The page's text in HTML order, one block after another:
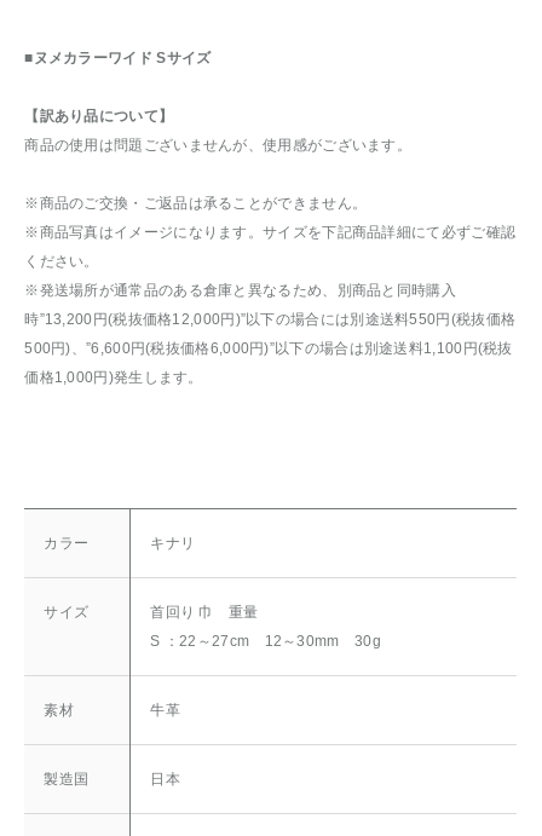
■ヌメカラーワイド Sサイズ
【訳あり品について】
商品の使用は問題ございませんが、使用感がございます。
※商品のご交換・ご返品は承ることができません。
※商品写真はイメージになります。サイズを下記商品詳細にて必ずご確認
ください。
※発送場所が通常品のある倉庫と異なるため、別商品と同時購入
時”13,200円(税抜価格12,000円)”以下の場合には別途送料550円(税抜価格
500円)、”6,600円(税抜価格6,000円)”以下の場合は別途送料1,100円(税抜
価格1,000円)発生します。
カラー キナリ
サイズ
首回り 巾 重量
S ：22～27cm 12～30mm 30g
素材 牛革
製造国 日本